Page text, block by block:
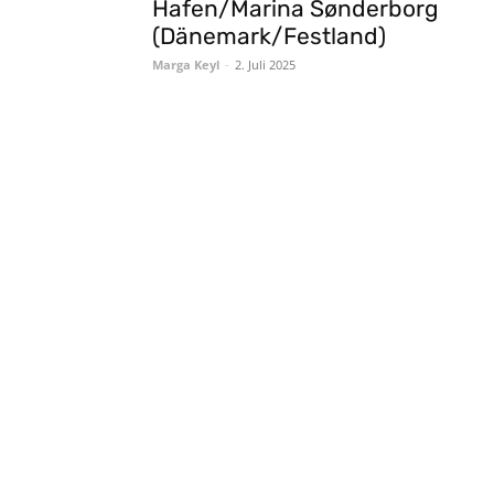
Hafen/Marina Sønderborg
(Dänemark/Festland)
Marga Keyl - 2. Juli 2025